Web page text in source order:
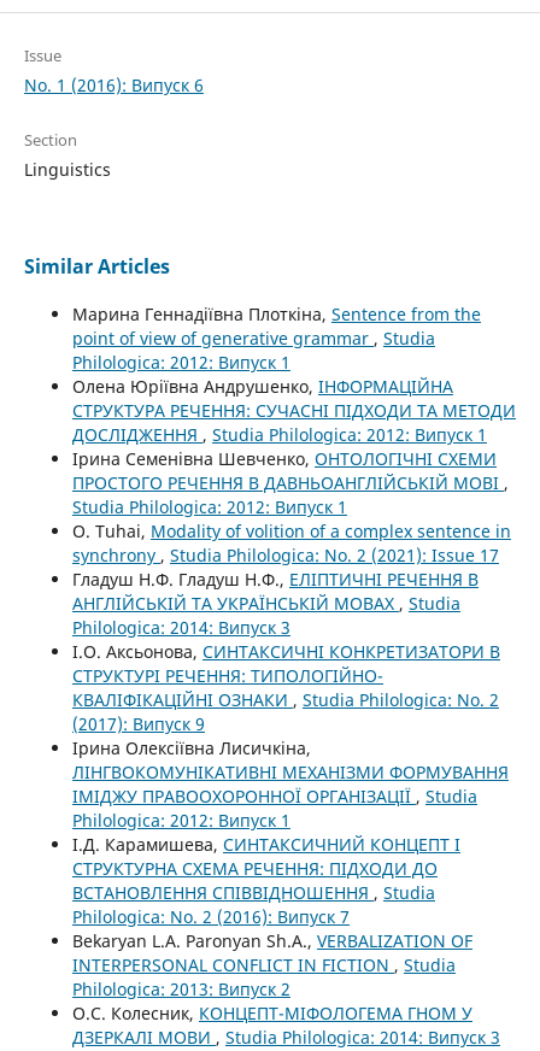
Issue
No. 1 (2016): Випуск 6
Section
Linguistics
Similar Articles
Марина Геннадіївна Плоткіна, Sentence from the
point of view of generative grammar , Studia
Philologica: 2012: Випуск 1
Олена Юріївна Андрушенко, ІНФОРМАЦІЙНА
СТРУКТУРА РЕЧЕННЯ: СУЧАСНІ ПІДХОДИ ТА МЕТОДИ
ДОСЛІДЖЕННЯ , Studia Philologica: 2012: Випуск 1
Ірина Семенівна Шевченко, ОНТОЛОГІЧНІ СХЕМИ
ПРОСТОГО РЕЧЕННЯ В ДАВНЬОАНГЛІЙСЬКІЙ МОВІ ,
Studia Philologica: 2012: Випуск 1
O. Tuhai, Modality of volition of a complex sentence in
synchrony , Studia Philologica: No. 2 (2021): Issue 17
Гладуш Н.Ф. Гладуш Н.Ф., ЕЛІПТИЧНІ РЕЧЕННЯ В
АНГЛІЙСЬКІЙ ТА УКРАЇНСЬКІЙ МОВАХ , Studia
Philologica: 2014: Випуск 3
І.О. Аксьонова, СИНТАКСИЧНІ КОНКРЕТИЗАТОРИ В
СТРУКТУРІ РЕЧЕННЯ: ТИПОЛОГІЙНО-
КВАЛІФІКАЦІЙНІ ОЗНАКИ , Studia Philologica: No. 2
(2017): Випуск 9
Ірина Олексіївна Лисичкіна,
ЛІНГВОКОМУНІКАТИВНІ МЕХАНІЗМИ ФОРМУВАННЯ
ІМІДЖУ ПРАВООХОРОННОЇ ОРГАНІЗАЦІЇ , Studia
Philologica: 2012: Випуск 1
І.Д. Карамишева, СИНТАКСИЧНИЙ КОНЦЕПТ І
СТРУКТУРНА СХЕМА РЕЧЕННЯ: ПІДХОДИ ДО
ВСТАНОВЛЕННЯ СПІВВІДНОШЕННЯ , Studia
Philologica: No. 2 (2016): Випуск 7
Bekaryan L.A. Paronyan Sh.A., VERBALIZATION OF
INTERPERSONAL CONFLICT IN FICTION , Studia
Philologica: 2013: Випуск 2
О.С. Колесник, КОНЦЕПТ-МІФОЛОГЕМА ГНОМ У
ДЗЕРКАЛІ МОВИ , Studia Philologica: 2014: Випуск 3